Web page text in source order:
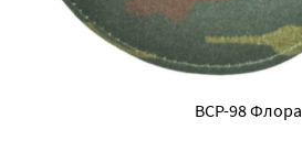
ВСР-98 Флора